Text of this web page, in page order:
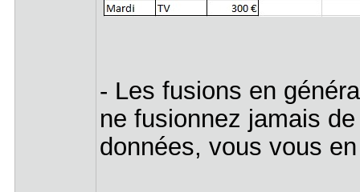
- Les fusions en
ne fusionnez jamais
données, vous vous